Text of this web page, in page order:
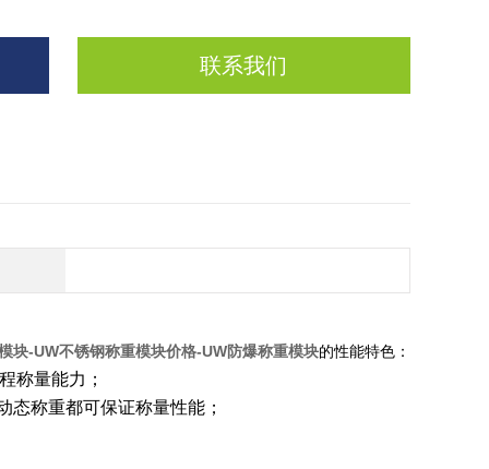
联系我们
块-UW不锈钢称重模块价格-UW防爆称重模块的性能特色：
称量能力；
称重都可保证称量性能；